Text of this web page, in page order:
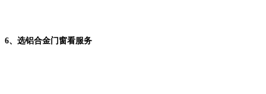
6、选铝合金门窗看服务